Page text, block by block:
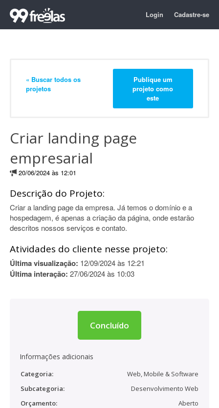
Login Cadastre-se
« Buscar todos os
projetos
Publique um
projeto como
este
Criar landing page
empresarial
20/06/2024 às 12:01
Descrição do Projeto:
Criar a landing page da empresa. Já temos o domínio e a
hospedagem, é apenas a criação da página, onde estarão
descritos nossos serviços e contato.
Atividades do cliente nesse projeto:
Última visualização: 12/09/2024 às 12:21
Última interação: 27/06/2024 às 10:03
Concluído
Informações adicionais
Categoria:
Web, Mobile & Software
Subcategoria:
Desenvolvimento Web
Orçamento:
Aberto